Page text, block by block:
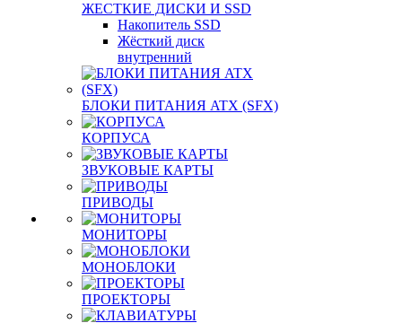
ЖЕСТКИЕ ДИСКИ И SSD
Накопитель SSD
Жёсткий диск
внутренний
БЛОКИ ПИТАНИЯ ATX (SFX)
КОРПУСА
ЗВУКОВЫЕ КАРТЫ
ПРИВОДЫ
МОНИТОРЫ
МОНОБЛОКИ
ПРОЕКТОРЫ